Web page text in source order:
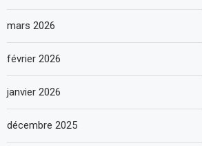
mars 2026
février 2026
janvier 2026
décembre 2025